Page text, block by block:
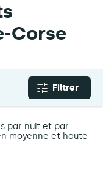
Corse
Filtrer
par nuit et par
moyenne et haute